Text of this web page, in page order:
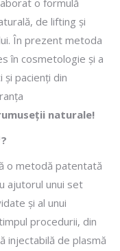
o formulă
de lifting şi
În prezent metoda
în cosmetologie şi a
pacienţi din
naturale!
o metodă patentată
ajutorul unui set
şi al unui
procedurii, din
injectabilă de plasmă